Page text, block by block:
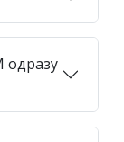
одразу